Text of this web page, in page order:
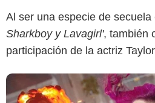
Al ser una especie de secuela
Sharkboy y Lavagirl', también
participación de la actriz